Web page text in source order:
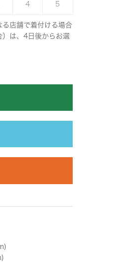
4 5
店舗で着付ける場合
）は、4日後からお選